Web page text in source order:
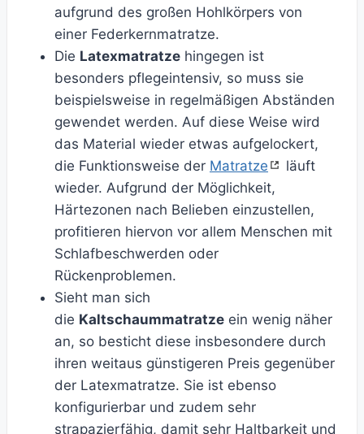
aufgrund des großen Hohlkörpers von
einer Federkernmatratze.
Die Latexmatratze hingegen ist
besonders pflegeintensiv, so muss sie
beispielsweise in regelmäßigen Abständen
gewendet werden. Auf diese Weise wird
das Material wieder etwas aufgelockert,
die Funktionsweise der Matratze
läuft
wieder. Aufgrund der Möglichkeit,
Härtezonen nach Belieben einzustellen,
profitieren hiervon vor allem Menschen mit
Schlafbeschwerden oder
Rückenproblemen.
Sieht man sich
die Kaltschaummatratze ein wenig näher
an, so besticht diese insbesondere durch
ihren weitaus günstigeren Preis gegenüber
der Latexmatratze. Sie ist ebenso
konfigurierbar und zudem sehr
strapazierfähig, damit sehr Haltbarkeit und